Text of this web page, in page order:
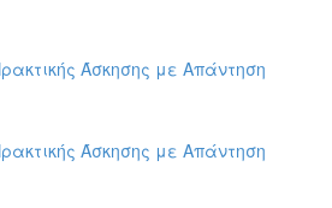
Άσκησης με Απάντηση
Άσκησης με Απάντηση